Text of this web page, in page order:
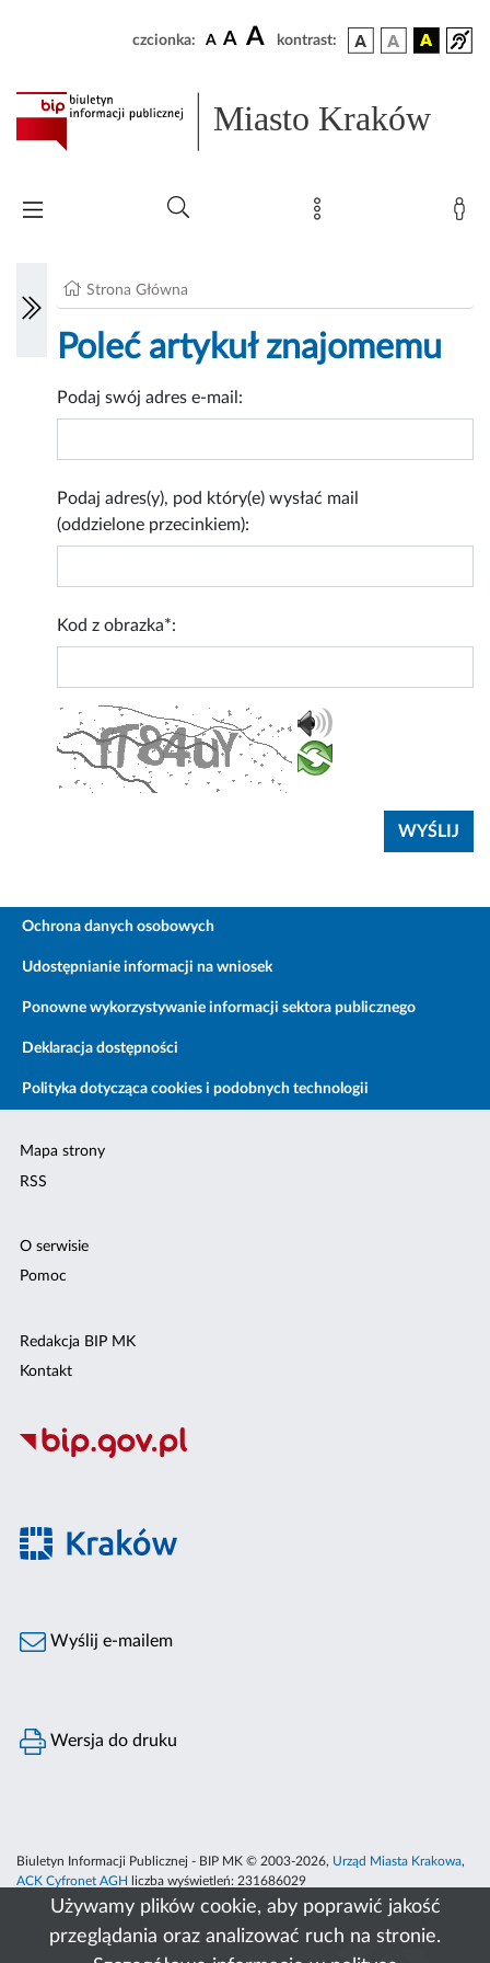
Używamy plików cookie, aby poprawić jakość
przeglądania oraz analizować ruch na stronie.
czcionka: A A A kontrast:
Miasto Kraków
Strona Główna
Poleć artykuł znajomemu
Podaj swój adres e-mail:
Podaj adres(y), pod który(e) wysłać mail
(oddzielone przecinkiem):
Kod z obrazka*:
Ochrona danych osobowych
Udostępnianie informacji na wniosek
Ponowne wykorzystywanie informacji sektora publicznego
Deklaracja dostępności
Polityka dotycząca cookies i podobnych technologii
Mapa strony
RSS
O serwisie
Pomoc
Redakcja BIP MK
Kontakt
Wyślij e-mailem
Wersja do druku
Biuletyn Informacji Publicznej - BIP MK © 2003-2026, Urząd Miasta Krakowa,
ACK Cyfronet AGH
liczba wyświetleń: 231686029